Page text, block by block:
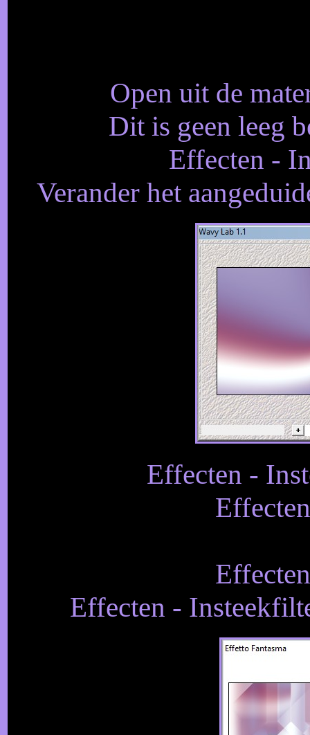
Open uit de
Dit is geen leeg
Effecten -
Verander het
Effecten -
Effecten -